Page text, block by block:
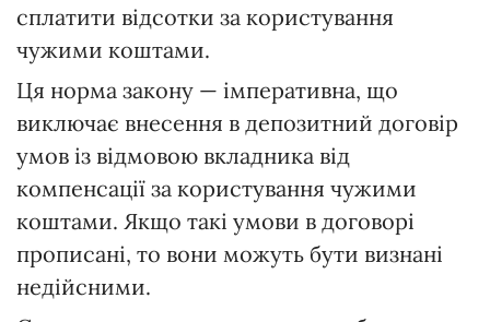
сплатити відсотки за користування
чужими коштами.
Ця норма закону — імперативна, що
виключає внесення в депозитний договір
умов із відмовою вкладника від
компенсації за користування чужими
коштами. Якщо такі умови в договорі
прописані, то вони можуть бути визнані
недійсними.